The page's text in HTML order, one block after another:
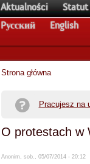
Aktualności Statut
Pусский
English
Strona główna
Pracujesz na
O protestach w
Anonim, sob., 05/07/2014 - 20:12